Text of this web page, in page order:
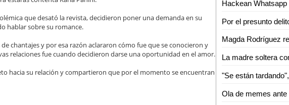
que desató la revista, decidieron poner una demanda en su
hablar sobre su romance.
chantajes y por esa razón aclararon cómo fue que se conocieron y
relaciones fue cuando decidieron darse una oportunidad en el amor.
hacia su relación y compartieron que por el momento se encuentran